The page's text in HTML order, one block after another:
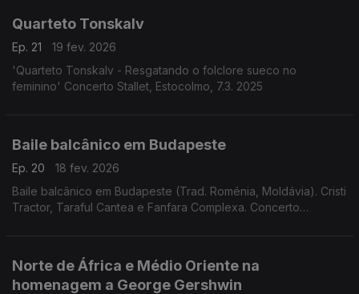
Quarteto Tonskalv
Ep. 21
19 fev. 2026
'Quarteto Tonskalv - Resgatando o folclore sueco no
feminino' Concerto Stallet, Estocolmo, 7.3. 2025
Baile balcânico em Budapeste
Ep. 20
18 fev. 2026
Baile balcânico em Budapeste (Trad. Roménia, Moldávia). Cristi
Tractor, Taraful Cantea e Fanfara Complexa. Concerto
Norte de África e Médio Oriente na
homenagem a George Gershwin